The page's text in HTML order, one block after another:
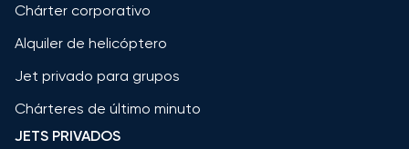
Chárter corporativo
Alquiler de helicóptero
Jet privado para grupos
Chárteres de último minuto
JETS PRIVADOS